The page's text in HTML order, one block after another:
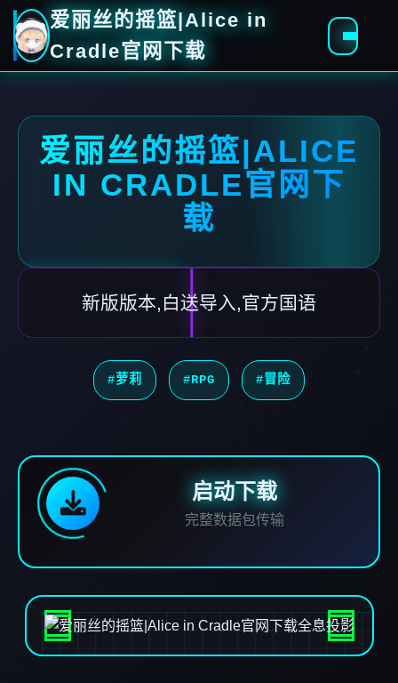
爱丽丝的摇篮|Alice in
Cradle官网下载
爱丽丝的摇篮|ALICE
IN CRADLE官网下
载
新版版本,白送导入,官方国语
#萝莉 #RPG #冒险
启动下载
完整数据包传输